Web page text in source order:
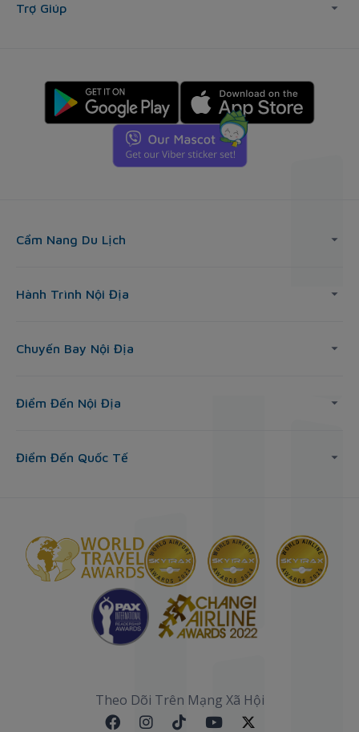
Trợ Giúp
Cẩm Nang Du Lịch
Hành Trình Nội Địa
Chuyến Bay Nội Địa
Điểm Đến Nội Địa
Điểm Đến Quốc Tế
Theo Dõi Trên Mạng Xã Hội